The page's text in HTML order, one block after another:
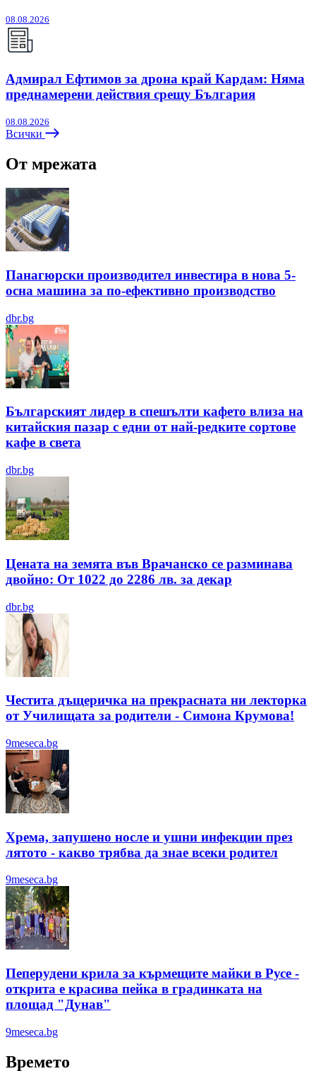
08.08.2026
Адмирал Ефтимов за дрона край Кардам: Няма
преднамерени действия срещу България
08.08.2026
Всички
От мрежата
Панагюрски производител инвестира в нова 5-
осна машина за по-ефективно производство
dbr.bg
Българският лидер в спешълти кафето влиза на
китайския пазар с едни от най-редките сортове
кафе в света
dbr.bg
Цената на земята във Врачанско се разминава
двойно: От 1022 до 2286 лв. за декар
dbr.bg
Честита дъщеричка на прекрасната ни лекторка
от Училищата за родители - Симона Крумова!
9meseca.bg
Хрема, запушено носле и ушни инфекции през
лятотo - какво трябва да знае всеки родител
9meseca.bg
Пеперудени крила за кърмещите майки в Русе -
открита е красива пейка в градинката на
площад "Дунав"
9meseca.bg
Времето